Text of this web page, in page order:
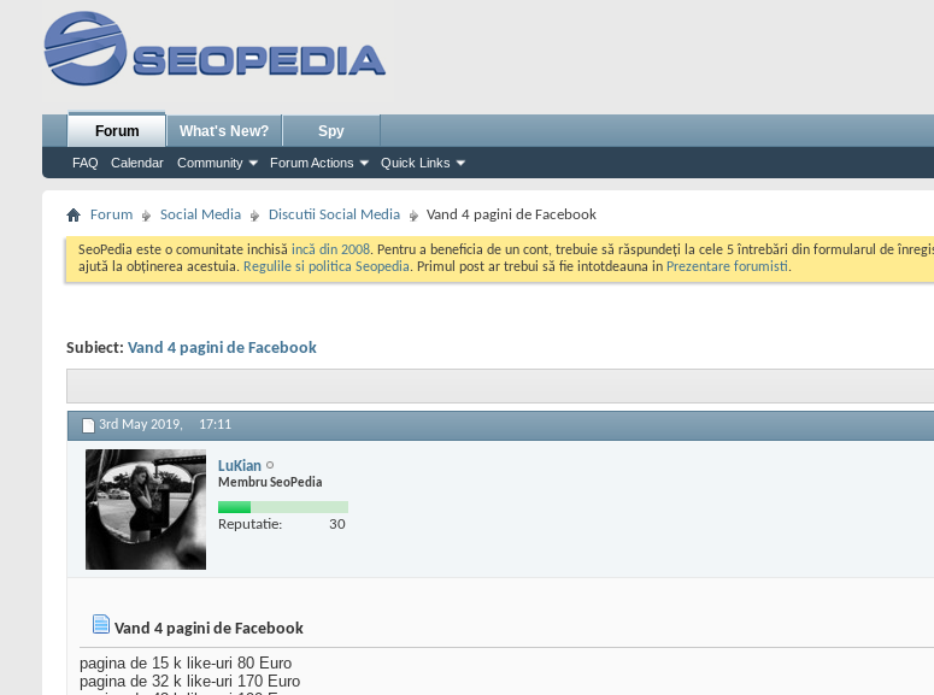
Forum
FAQ Calendar Community Forum Actions Quick Links
What's New? Spy
Forum Social Media Discutii Social Media Vand 4 pagini de Facebook
SeoPedia este o comunitate inchisă incă din 2008. Pentru a beneficia de un cont, trebuie să răspundeți la cele 5 întrebări din formularul de
ajută la obținerea acestuia. Regulile si politica Seopedia. Primul post ar trebui să fie intotdeauna in Prezentare forumisti.
Subiect: Vand 4 pagini de Facebook
3rd May 2019, 17:11
LuKian
Membru SeoPedia
Reputatie: 30
Vand 4 pagini de Facebook
pagina de 15 k like-uri 80 Euro
pagina de 32 k like-uri 170 Euro